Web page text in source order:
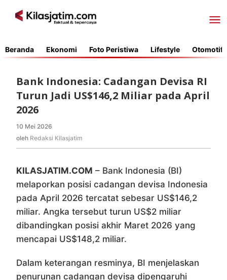
Beranda Ekonomi Foto Peristiwa Lifestyle Otomotif
Bank Indonesia: Cadangan Devisa RI
Turun Jadi US$146,2 Miliar pada April
2026
10 Mei 2026
Redaksi
oleh Redaksi Kilasjatim
KILASJATIM.COM – Bank Indonesia (BI)
melaporkan posisi cadangan devisa Indonesia
pada April 2026 tercatat sebesar US$146,2
miliar. Angka tersebut turun US$2 miliar
dibandingkan posisi akhir Maret 2026 yang
mencapai US$148,2 miliar.
Dalam keterangan resminya, BI menjelaskan
penurunan cadangan devisa dipengaruhi